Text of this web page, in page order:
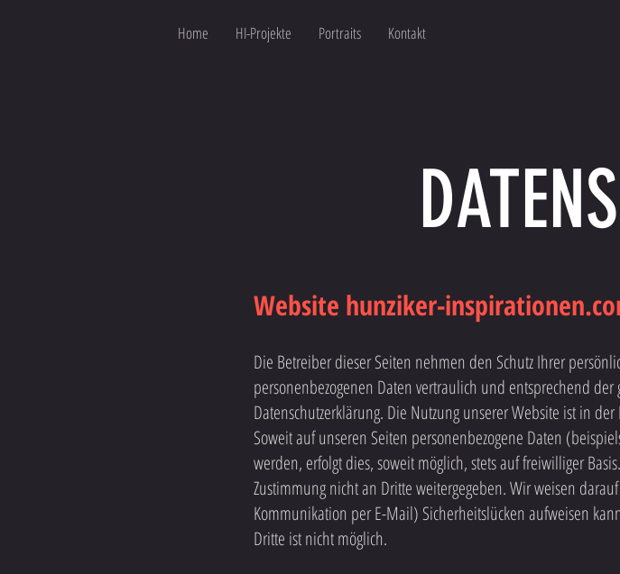
Home HI-Projekte Portraits Kontakt
Website hunziker-
Die Betreiber dieser Seiten nehmen den Schutz Ihrer
personenbezogenen Daten vertraulich und entsprechend der
Datenschutzerklärung. Die Nutzung unserer Website ist in
Soweit auf unseren Seiten personenbezogene Daten
werden, erfolgt dies, soweit möglich, stets auf freiwilliger
Zustimmung nicht an Dritte weitergegeben. Wir weisen
Kommunikation per E-Mail) Sicherheitslücken aufweisen
Dritte ist nicht möglich.